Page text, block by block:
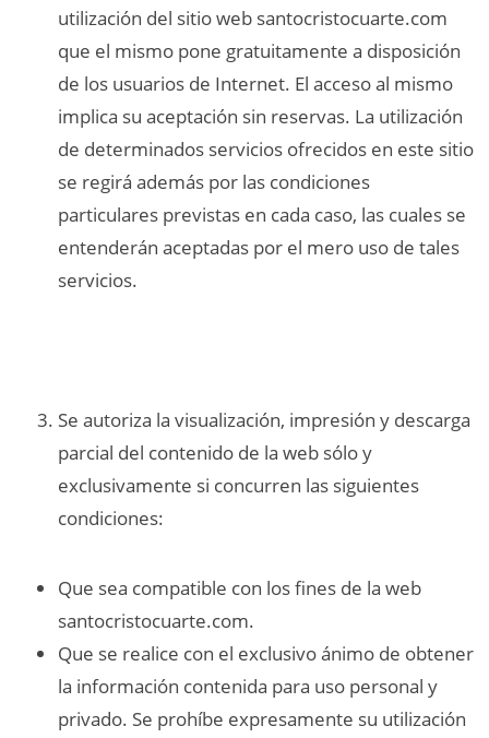
utilización del sitio web santocristocuarte.com
que el mismo pone gratuitamente a disposición
de los usuarios de Internet. El acceso al mismo
implica su aceptación sin reservas. La utilización
de determinados servicios ofrecidos en este sitio
se regirá además por las condiciones
particulares previstas en cada caso, las cuales se
entenderán aceptadas por el mero uso de tales
servicios.
Se autoriza la visualización, impresión y descarga
parcial del contenido de la web sólo y
exclusivamente si concurren las siguientes
condiciones:
Que sea compatible con los fines de la web
santocristocuarte.com.
Que se realice con el exclusivo ánimo de obtener
la información contenida para uso personal y
privado. Se prohíbe expresamente su utilización